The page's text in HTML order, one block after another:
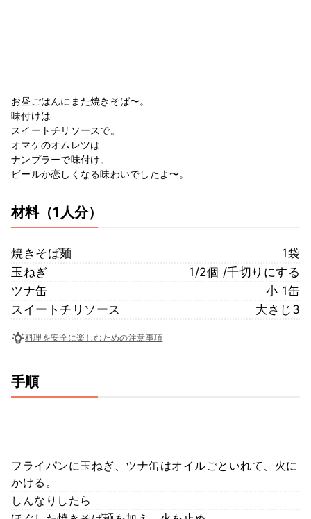
お昼ごはんにまた焼きそば〜。
味付けは
スイートチリソースで。
オマケのオムレツは
ナンプラーで味付け。
ビールか恋しくなる味わいでしたよ〜。
材料（1人分）
焼きそば麺
1袋
玉ねぎ
1/2個 /千切りにする
ツナ缶
小 1缶
スイートチリソース
大さじ3
料理を安全に楽しむための注意事項
手順
フライパンに玉ねぎ、ツナ缶はオイルごといれて、火に
かける。
しんなりしたら